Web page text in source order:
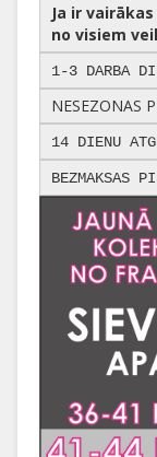
Ja ir
no visiem
1-3 DARBA
NESEZONAS
14 DIENU
BEZMAKSAS